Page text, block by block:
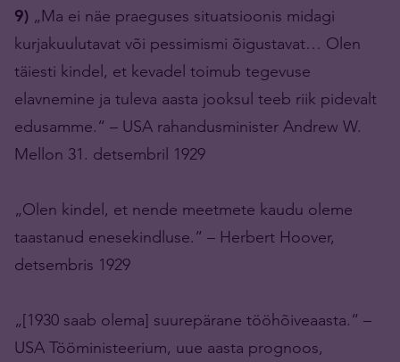
9) „Ma ei näe praeguses situatsioonis midagi
kurjakuulutavat või pessimismi õigustavat… Olen
täiesti kindel, et kevadel toimub tegevuse
elavnemine ja tuleva aasta jooksul teeb riik pidevalt
edusamme.“ – USA rahandusminister Andrew W.
Mellon 31. detsembril 1929
„Olen kindel, et nende meetmete kaudu oleme
taastanud enesekindluse.“ – Herbert Hoover,
detsembris 1929
„[1930 saab olema] suurepärane tööhõiveaasta.“ –
USA Tööministeerium, uue aasta prognoos,